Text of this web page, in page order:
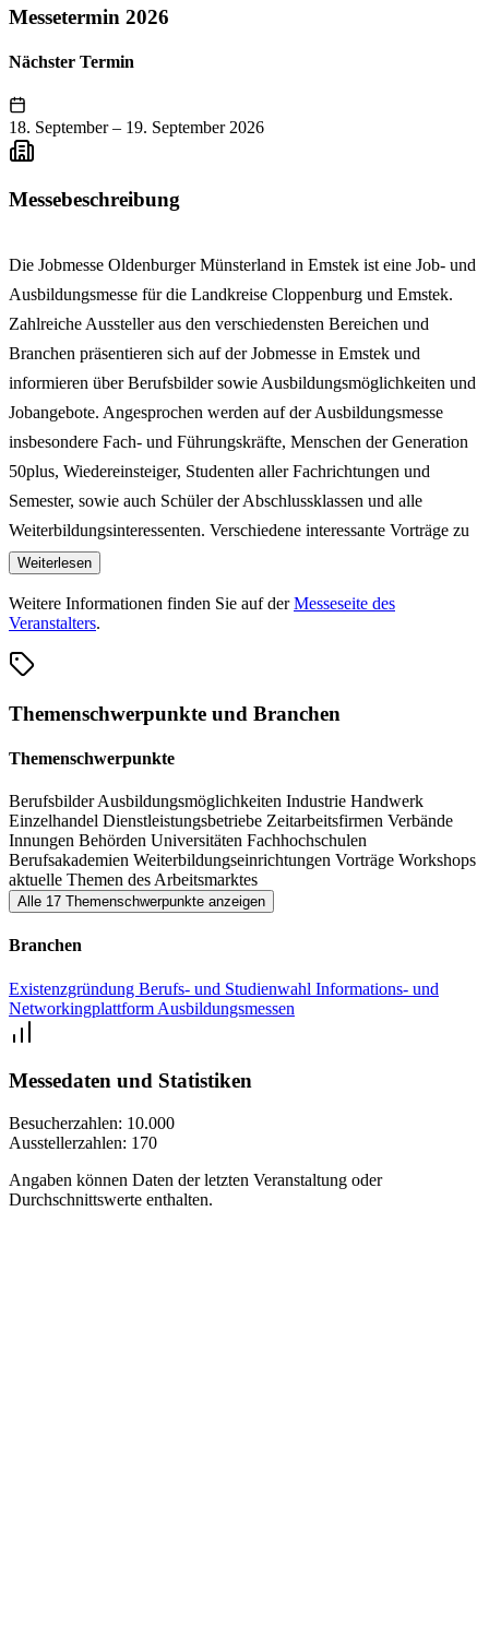
Messetermin 2026
Nächster Termin
18. September – 19. September 2026
Messebeschreibung
Die Jobmesse Oldenburger Münsterland in Emstek ist eine Job- und
Ausbildungsmesse für die Landkreise Cloppenburg und Emstek.
Zahlreiche Aussteller aus den verschiedensten Bereichen und
Branchen präsentieren sich auf der Jobmesse in Emstek und
informieren über Berufsbilder sowie Ausbildungsmöglichkeiten und
Jobangebote. Angesprochen werden auf der Ausbildungsmesse
insbesondere Fach- und Führungskräfte, Menschen der Generation
50plus, Wiedereinsteiger, Studenten aller Fachrichtungen und
Semester, sowie auch Schüler der Abschlussklassen und alle
Weiterbildungsinteressenten. Verschiedene interessante Vorträge zu
aktuellen Themen des Arbeitsmarktes machen die Jobmesse in
demographischen Wandels dem Facharbeitermangel.
Weiterlesen
Weitere Informationen finden Sie auf derMesseseite des
Veranstalters.
Themenschwerpunkte und Branchen
Themenschwerpunkte
BerufsbilderAusbildungsmöglichkeiten Industrie Handwerk
Einzelhandel Dienstleistungsbetriebe Zeitarbeitsfirmen Verbände
Innungen Behörden Universitäten Fachhochschulen
Berufsakademien Weiterbildungseinrichtungen Vorträge Workshops
aktuelle Themen des Arbeitsmarktes
Alle 17 Themenschwerpunkte anzeigen
Branchen
Existenzgründung Berufs- und Studienwahl Informations- und
Networkingplattform Ausbildungsmessen
Messedaten und Statistiken
Besucherzahlen: 10.000
Ausstellerzahlen: 170
Angaben können Daten der letzten Veranstaltung oder
Durchschnittswerte enthalten.